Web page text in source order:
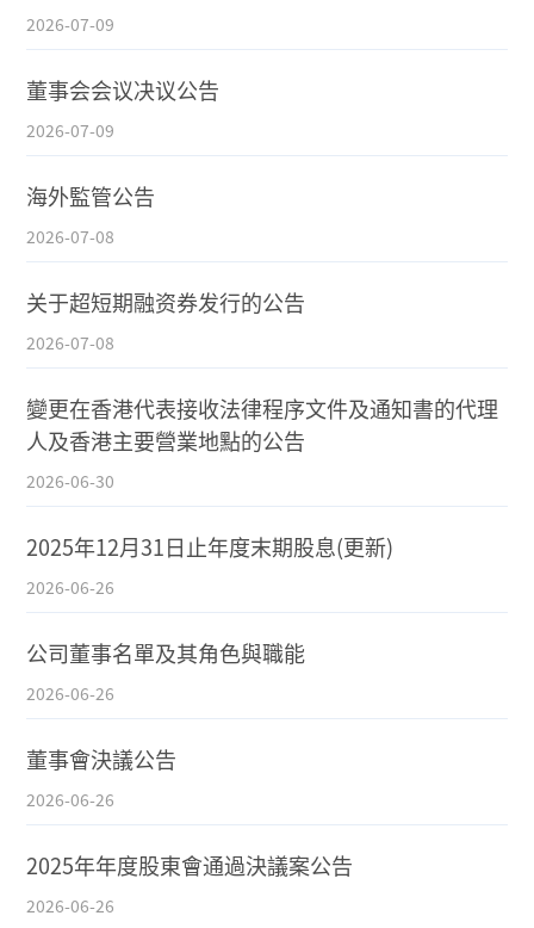
2026-07-09
董事会会议决议公告
2026-07-09
海外監管公告
2026-07-08
关于超短期融资券发行的公告
2026-07-08
變更在香港代表接收法律程序文件及通知書的代理
人及香港主要營業地點的公告
2026-06-30
2025年12月31日止年度末期股息(更新)
2026-06-26
公司董事名單及其角色與職能
2026-06-26
董事會決議公告
2026-06-26
2025年年度股東會通過決議案公告
2026-06-26